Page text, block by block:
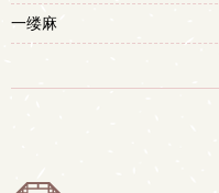
一缕麻